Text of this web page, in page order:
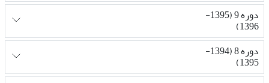
دوره 9 (1395-
1396)
دوره 8 (1394-
1395)